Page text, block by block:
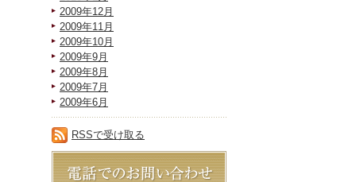
2009年12月
2009年11月
2009年10月
2009年9月
2009年8月
2009年7月
2009年6月
RSSで受け取る